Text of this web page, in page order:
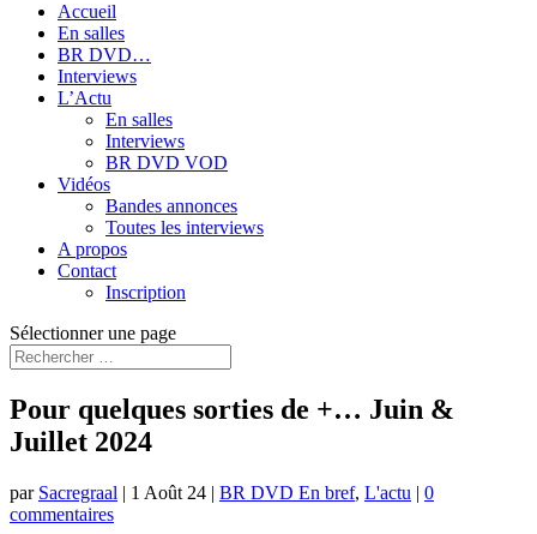
Accueil
En salles
BR DVD…
Interviews
L’Actu
En salles
Interviews
BR DVD VOD
Vidéos
Bandes annonces
Toutes les interviews
A propos
Contact
Inscription
Sélectionner une page
Pour quelques sorties de +… Juin &
Juillet 2024
par Sacregraal | 1 Août 24 | BR DVD En bref, L'actu | 0
commentaires